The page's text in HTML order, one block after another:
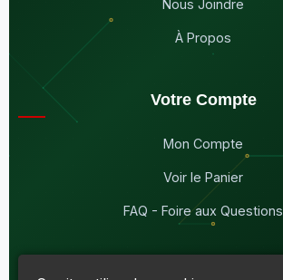
Nous Joindre
À Propos
Votre Compte
Mon Compte
Voir le Panier
FAQ - Foire aux Questions